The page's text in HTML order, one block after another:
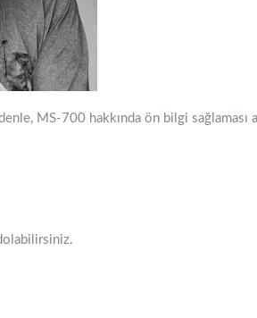
MS-700 hakkında ön bilgi sağlaması